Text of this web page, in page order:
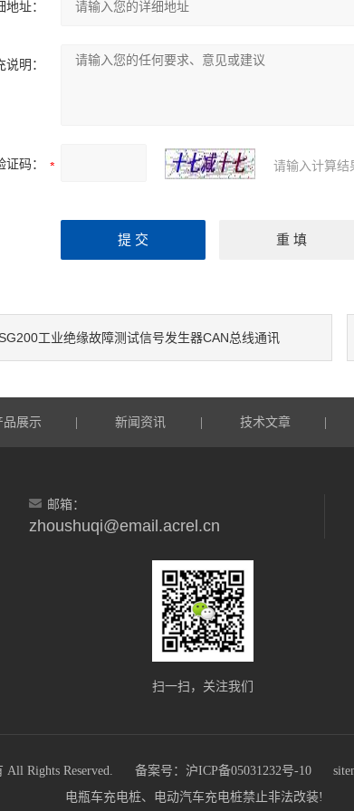
地址：
说明：
证码： 请输入计算结
工业绝缘故障测试信号发生器CAN总线通讯
品展示 新闻资讯 技术文章
邮箱：
zhoushuqi@email.acrel.cn
扫一扫，关注我们
Rights Reserved. 备案号：沪ICP备05031232号-10
电瓶车充电桩、电动汽车充电桩禁止非法改装!